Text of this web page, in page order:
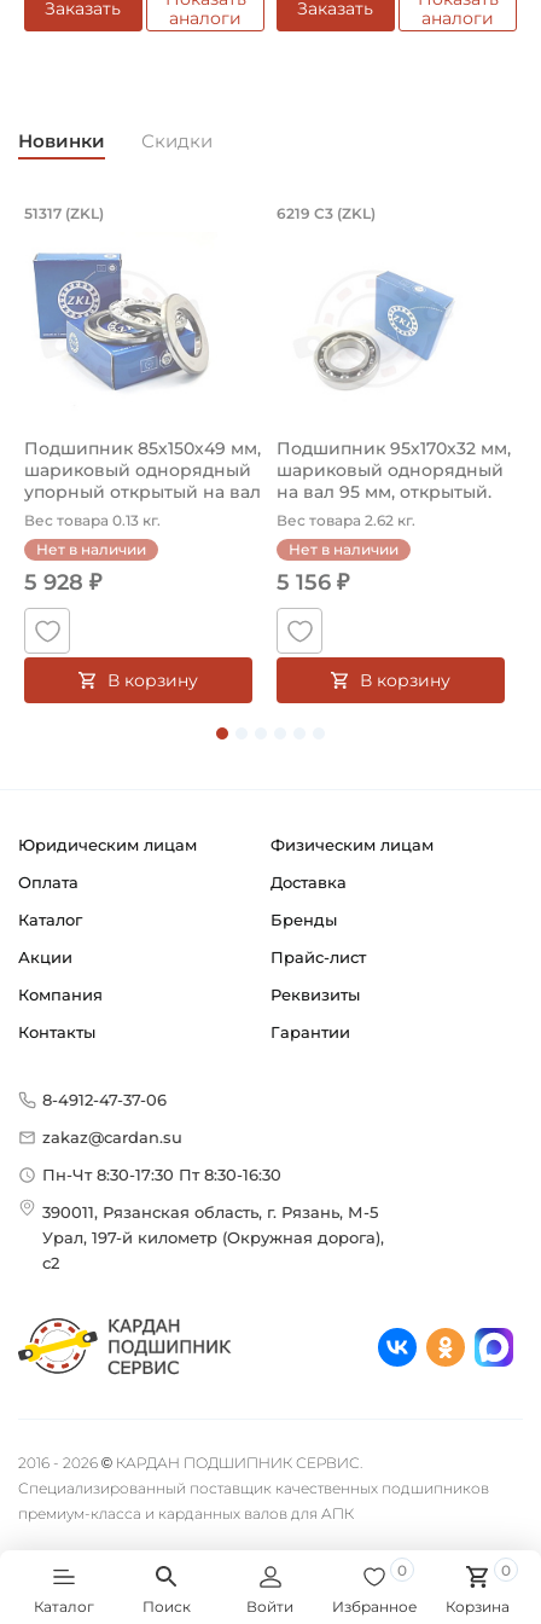
Вид уплотнения:
Паз для смазки во внешнем кольце
Материал:
Сталь
Страна происхождения:
Малайзия
Заказать
аналоги
Заказать
аналоги
Новинки Скидки
Подшипник 85х150х49 мм,
51317 (ZKL)
Подшипник 85х150х49 мм,
шариковый однорядный
упорный открытый на вал
85...
Вес товара 0.13 кг.
Нет в наличии
5 928 ₽
В корзину
Подшипник
6219 C3 (ZKL)
Подшипник 95х170х32 мм,
шариковый однорядный
на вал 95 мм, открытый.
Ар...
Вес товара 2.62 кг.
Нет в наличии
5 156 ₽
В корзину
Юридическим лицам
Физическим лицам
Оплата
Доставка
Каталог
Бренды
Акции
Прайс-лист
Компания
Реквизиты
Контакты
Гарантии
8-4912-47-37-06
zakaz@cardan.su
Пн-Чт 8:30-17:30 Пт 8:30-16:30
390011, Рязанская область, г. Рязань, М-5
Урал, 197-й километр (Окружная дорога),
с2
2016 - 2026 © КАРДАН ПОДШИПНИК СЕРВИС.
Специализированный поставщик качественных подшипников
премиум-класса и карданных валов для АПК
Каталог Поиск Войти Избранное
0
Корзина
0